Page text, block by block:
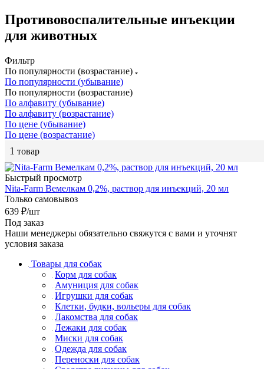
Противовоспалительные инъекции
для животных
Фильтр
По популярности (возрастание)
По популярности (убывание)
По популярности (возрастание)
По алфавиту (убывание)
По алфавиту (возрастание)
По цене (убывание)
По цене (возрастание)
1 товар
Быстрый просмотр
Nita-Farm Вемелкам 0,2%, раствор для инъекций, 20 мл
Только самовывоз
639 ₽/шт
Под заказ
Наши менеджеры обязательно свяжутся с вами и уточнят
условия заказа
Товары для собак
Корм для собак
Амуниция для собак
Игрушки для собак
Клетки, будки, вольеры для собак
Лакомства для собак
Лежаки для собак
Миски для собак
Одежда для собак
Переноски для собак